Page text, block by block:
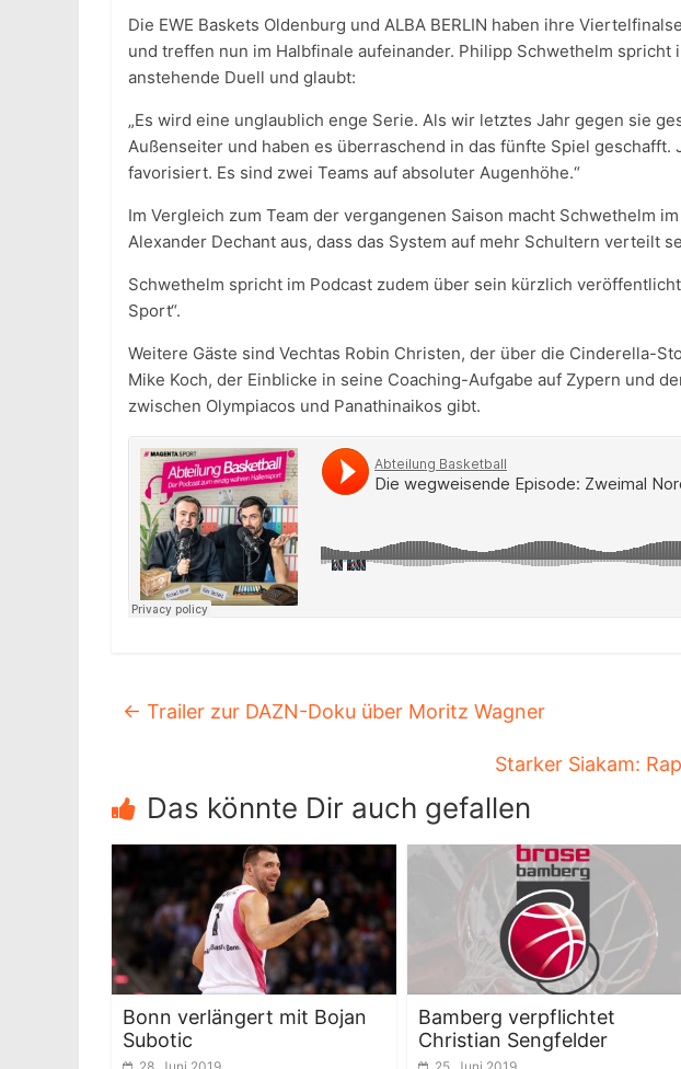
Die EWE Baskets Oldenburg und ALBA BERLIN haben ihre
und treffen nun im Halbfinale aufeinander. Philipp Schwethelm spricht
anstehende Duell und glaubt:
„Es wird eine unglaublich enge Serie. Als wir letztes Jahr gegen sie
Außenseiter und haben es überraschend in das fünfte Spiel
favorisiert. Es sind zwei Teams auf absoluter Augenhöhe.“
Im Vergleich zum Team der vergangenen Saison macht Schwethelm
Alexander Dechant aus, dass das System auf mehr Schultern verteilt
Schwethelm spricht im Podcast zudem über sein kürzlich
Sport“.
Weitere Gäste sind Vechtas Robin Christen, der über die Cinderella-
Mike Koch, der Einblicke in seine Coaching-Aufgabe auf Zypern und
zwischen Olympiacos und Panathinaikos gibt.
← Trailer zur DAZN-Doku über Moritz Wagner
Starker Siakam:
Das könnte Dir auch gefallen
Bonn verlängert mit Bojan
Subotic
Bamberg verpflichtet
Christian Sengfelder